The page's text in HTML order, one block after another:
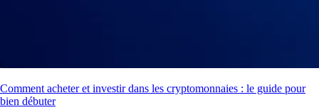
Comment acheter et investir dans les cryptomonnaies : le guide pour
bien débuter